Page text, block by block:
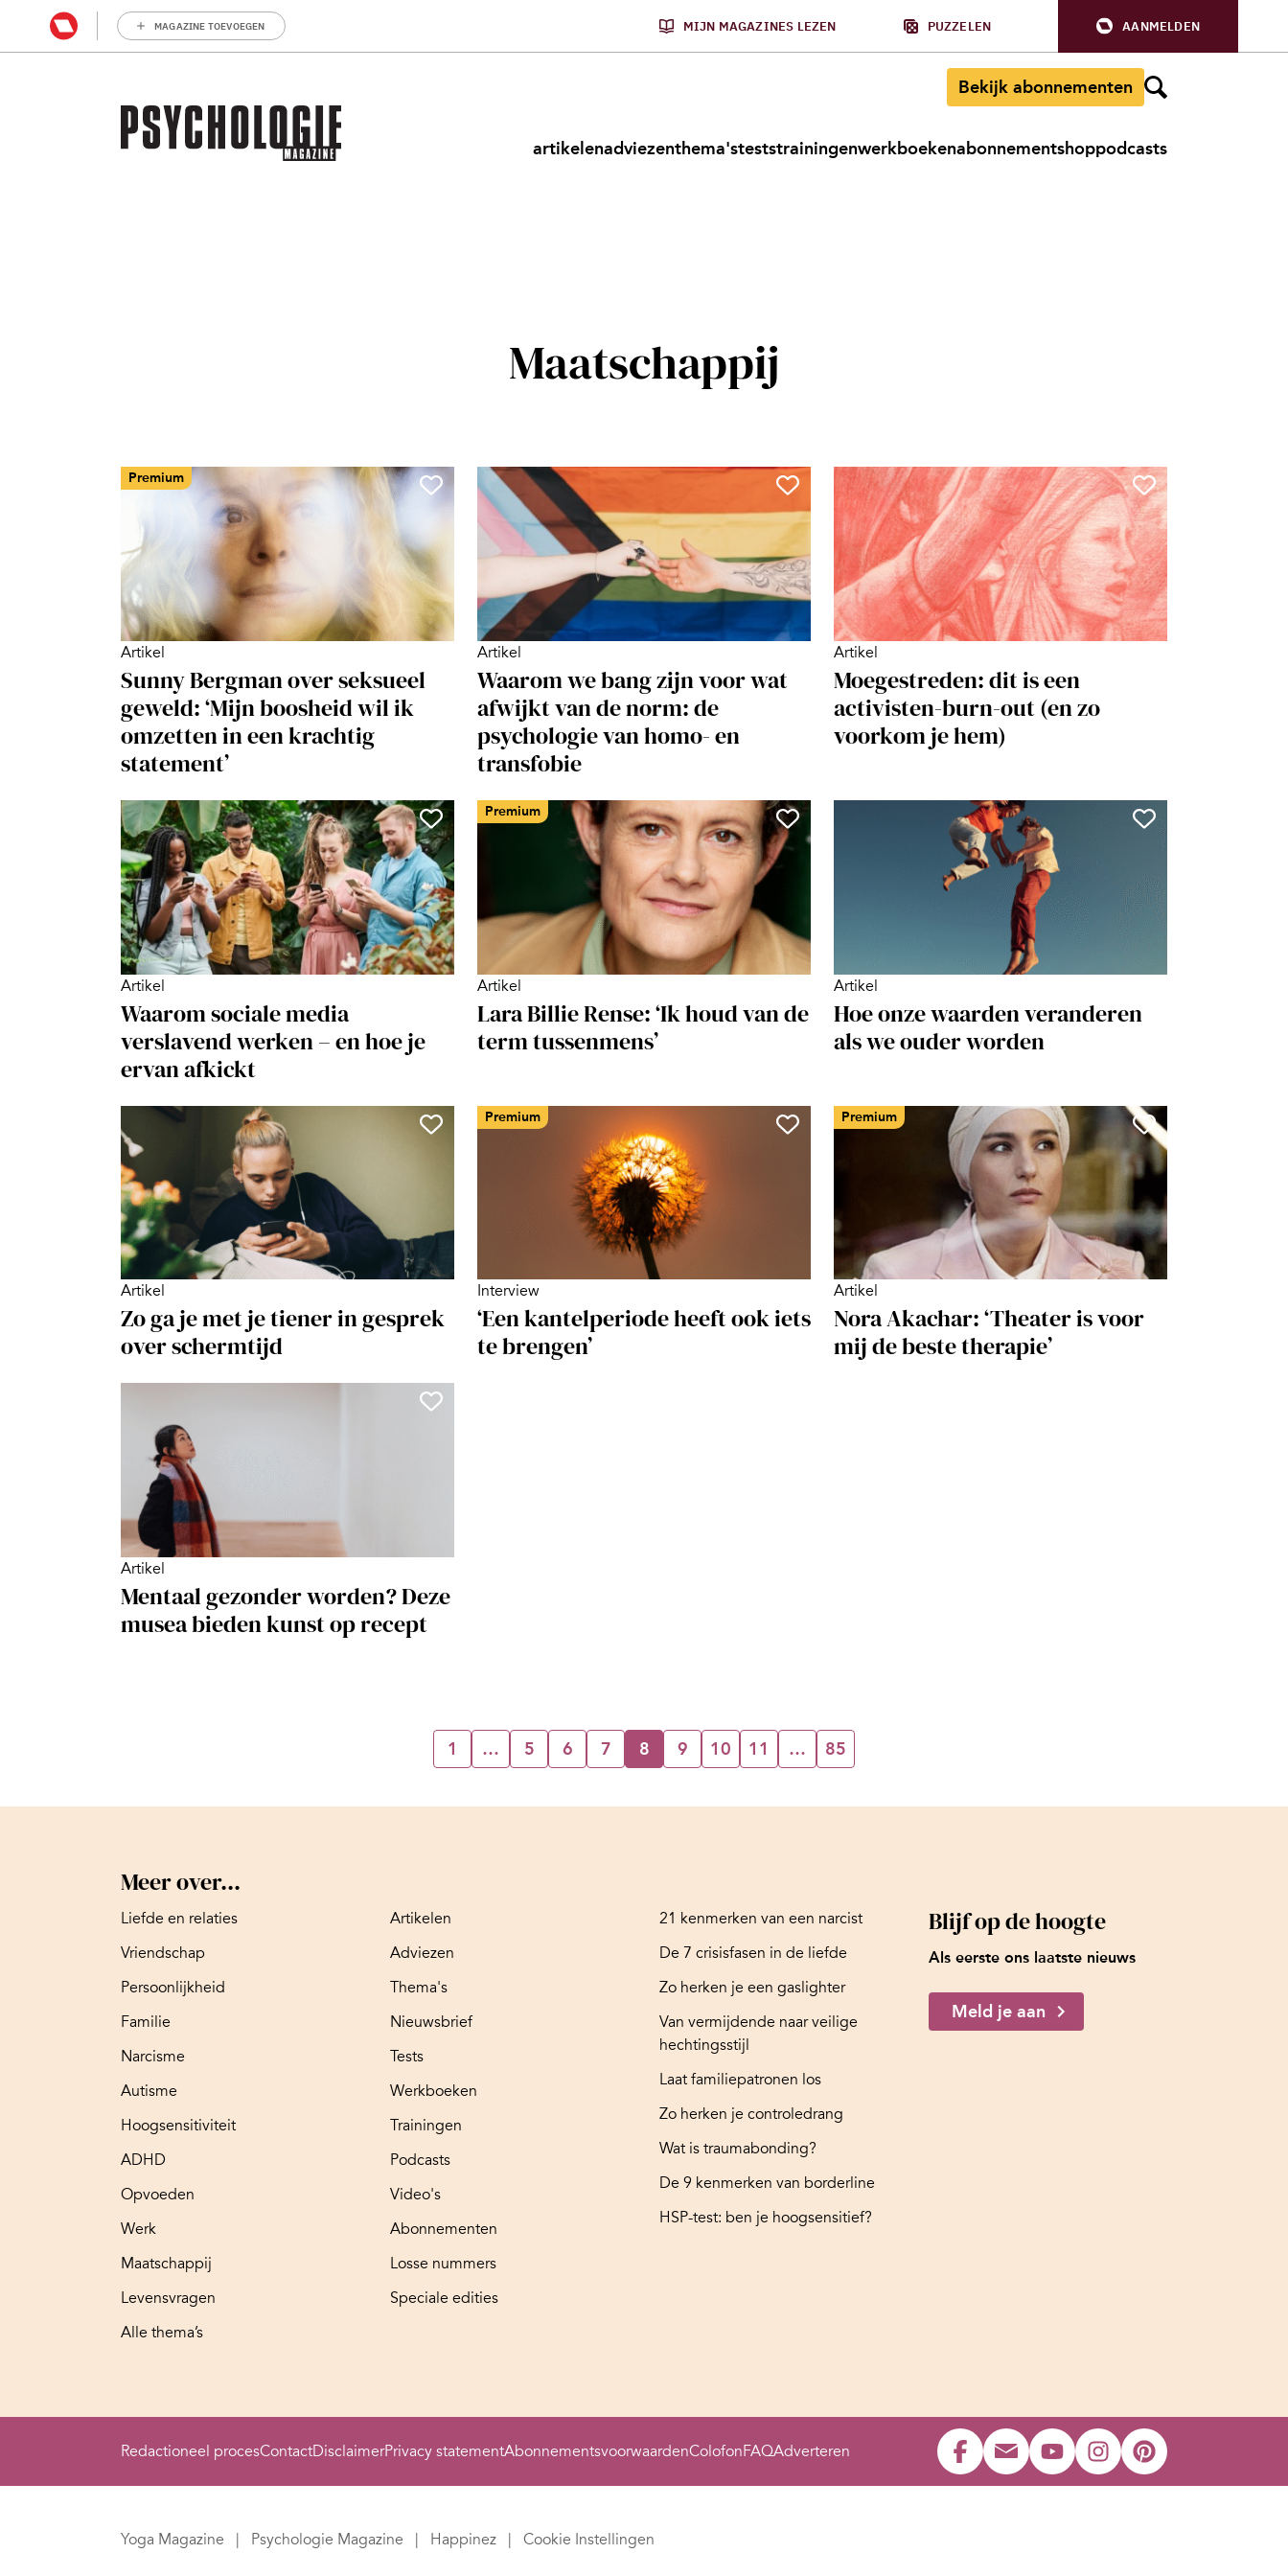
MAGAZINE TOEVOEGEN MIJN MAGAZINES LEZEN PUZZELEN AANMELDEN
Bekijk abonnementen
artikelenadviezenthema'steststrainingenwerkboekenabonnementshoppodcasts
Maatschappij
Premium
Artikel
Sunny Bergman over seksueel
geweld: ‘Mijn boosheid wil ik
omzetten in een krachtig
statement’
Artikel
Waarom we bang zijn voor wat
afwijkt van de norm: de
psychologie van homo- en
transfobie
Artikel
Moegestreden: dit is een
activisten-burn-out (en zo
voorkom je hem)
Artikel
Waarom sociale media
verslavend werken – en hoe je
ervan afkickt
Premium
Artikel
Lara Billie Rense: ‘Ik houd van de
term tussenmens’
Artikel
Hoe onze waarden veranderen
als we ouder worden
Artikel
Zo ga je met je tiener in gesprek
over schermtijd
Premium
Interview
‘Een kantelperiode heeft ook iets
te brengen’
Premium
Artikel
Nora Akachar: ‘Theater is voor
mij de beste therapie’
Artikel
Mentaal gezonder worden? Deze
musea bieden kunst op recept
1 … 5 6 7 8 9 10 11 … 85
Meer over...
Liefde en relaties
Vriendschap
Persoonlijkheid
Familie
Narcisme
Autisme
Hoogsensitiviteit
ADHD
Opvoeden
Werk
Maatschappij
Levensvragen
Alle thema’s
Artikelen
Adviezen
Thema's
Nieuwsbrief
Tests
Werkboeken
Trainingen
Podcasts
Video's
Abonnementen
Losse nummers
Speciale edities
21 kenmerken van een narcist
De 7 crisisfasen in de liefde
Zo herken je een gaslighter
Van vermijdende naar veilige
hechtingsstijl
Laat familiepatronen los
Zo herken je controledrang
Wat is traumabonding?
De 9 kenmerken van borderline
HSP-test: ben je hoogsensitief?
Blijf op de hoogte
Als eerste ons laatste nieuws
Meld je aan
Redactioneel procesContactDisclaimerPrivacy statementAbonnementsvoorwaardenColofonFAQAdverteren
Yoga Magazine Psychologie Magazine Happinez Cookie Instellingen